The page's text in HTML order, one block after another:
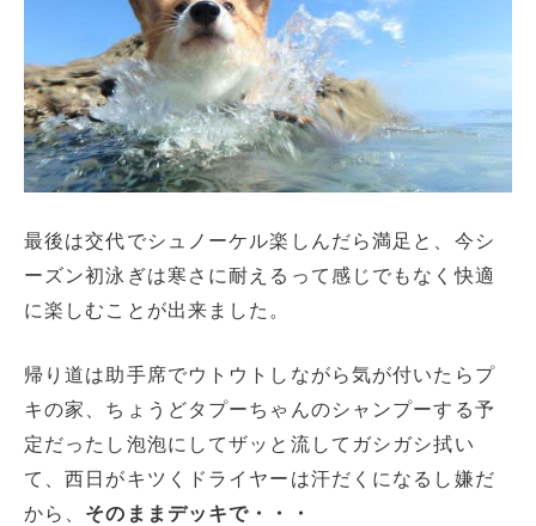
最後は交代でシュノーケル楽しんだら満足と、今シ
ーズン初泳ぎは寒さに耐えるって感じでもなく快適
に楽しむことが出来ました。
帰り道は助手席でウトウトしながら気が付いたらプ
キの家、ちょうどタプーちゃんのシャンプーする予
定だったし泡泡にしてザッと流してガシガシ拭い
て、西日がキツくドライヤーは汗だくになるし嫌だ
から、 そのままデッキで・・・